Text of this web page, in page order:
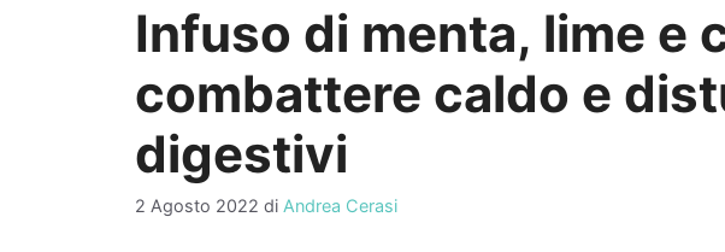
Infuso di menta, lime e
combattere caldo e
digestivi
2 Agosto 2022 di Andrea Cerasi